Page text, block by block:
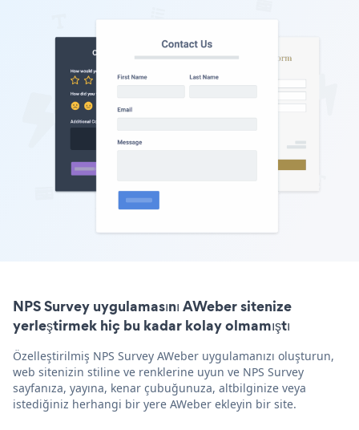
NPS Survey uygulamasını AWeber sitenize
yerleştirmek hiç bu kadar kolay olmamıştı
Özelleştirilmiş NPS Survey AWeber uygulamanızı oluşturun,
web sitenizin stiline ve renklerine uyun ve NPS Survey
sayfanıza, yayına, kenar çubuğunuza, altbilginize veya
istediğiniz herhangi bir yere AWeber ekleyin bir site.